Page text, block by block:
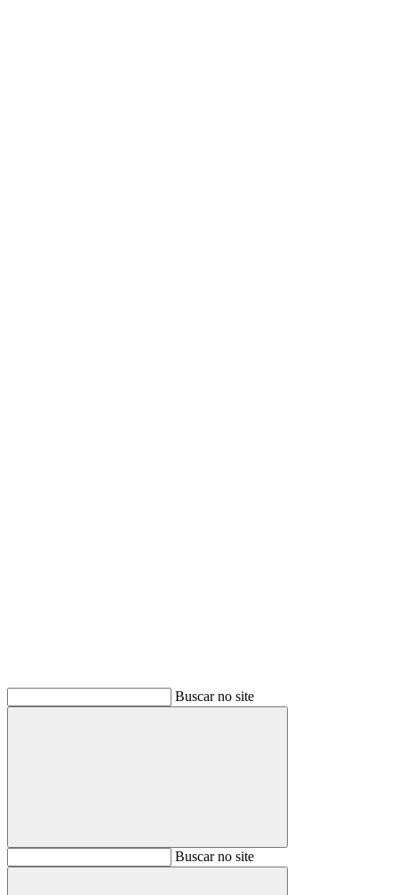
Buscar no site
BuscarBuscar no site